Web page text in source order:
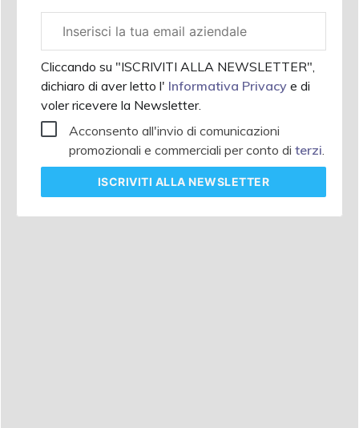
aziendale
Cliccando su "ISCRIVITI ALLA NEWSLETTER",
dichiaro di aver letto l' Informativa Privacy e di
voler ricevere la Newsletter.
Acconsento all'invio di comunicazioni
promozionali e commerciali per conto di terzi.
ISCRIVITI ALLA NEWSLETTER